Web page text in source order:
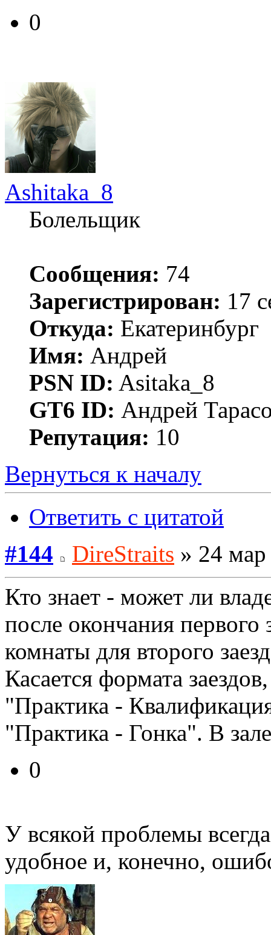
0
Ashitaka_8
Болельщик
Сообщения: 74
Зарегистрирован: 17
Откуда: Екатеринбург
Имя: Андрей
PSN ID: Asitaka_8
GT6 ID: Андрей
Репутация: 10
Вернуться к началу
Ответить с цитатой
#144
DireStraits » 24
Кто знает - может ли
после окончания первого
комнаты для второго
Касается формата
"Практика -
"Практика - Гонка". В
0
У всякой проблемы
удобное и, конечно,